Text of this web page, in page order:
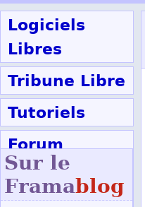
Logiciels
Libres
Tribune Libre
Tutoriels
Forum
Participer
Sur le
Framablog